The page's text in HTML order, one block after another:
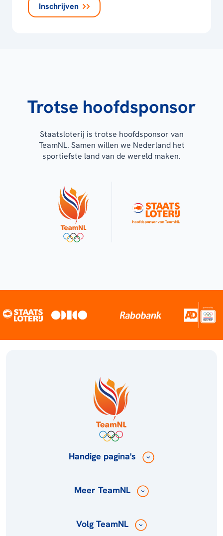
Inschrijven
Trotse hoofdsponsor
Staatsloterij is trotse hoofdsponsor van
TeamNL. Samen willen we Nederland het
sportiefste land van de wereld maken.
Handige pagina's
Meer TeamNL
Volg TeamNL